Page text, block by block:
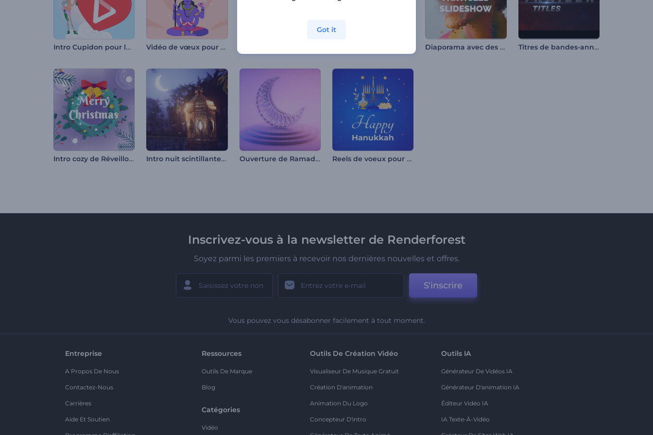
Intro Cupidon pour la Saint-Valentin Vidéo de vœux pour Maha Shivratri Diaporama avec des particules éclaboussantes Titres de bandes-annonces d'action
Intro cozy de Réveillon du Nouvel An Intro nuit scintillante de Ramadan Ouverture de Ramadan cristal Reels de voeux pour Hanukah
Inscrivez-vous à la newsletter de Renderforest
Soyez parmi les premiers à recevoir nos dernières nouvelles et offres.
S'inscrire
Vous pouvez vous désabonner facilement à tout moment.
Entreprise
A Propos De Nous
Contactez-Nous
Carrières
Aide Et Soutien
Ressources
Outils De Marque
Blog
Catégories
Vidéo
Outils De Création Vidéo
Visualiseur De Musique Gratuit
Création D'animation
Animation Du Logo
Concepteur D'intro
Outils IA
Générateur De Vidéos IA
Générateur D'animation IA
Éditeur Vidéo IA
IA Texte-À-Vidéo
Got it